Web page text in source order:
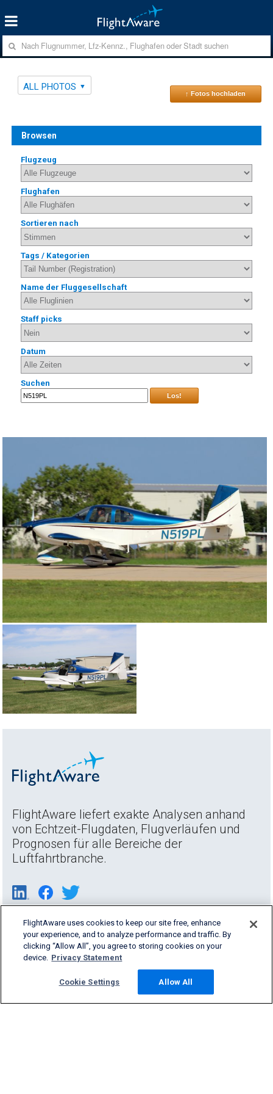
ALL PHOTOS
↑ Fotos hochladen
Browsen
Flugzeug
Flughafen
Sortieren nach
Tags / Kategorien
Name der Fluggesellschaft
Staff picks
Datum
Suchen
Los!
FlightAware liefert exakte Analysen anhand
von Echtzeit-Flugdaten, Flugverläufen und
Prognosen für alle Bereiche der
Luftfahrtbranche.
Products & Services
FlightAware uses cookies to keep our site free, enhance
your experience, and to analyze performance and traffic. By
clicking “Allow All”, you agree to storing cookies on your
device. Privacy Statement
Cookie Settings Allow All